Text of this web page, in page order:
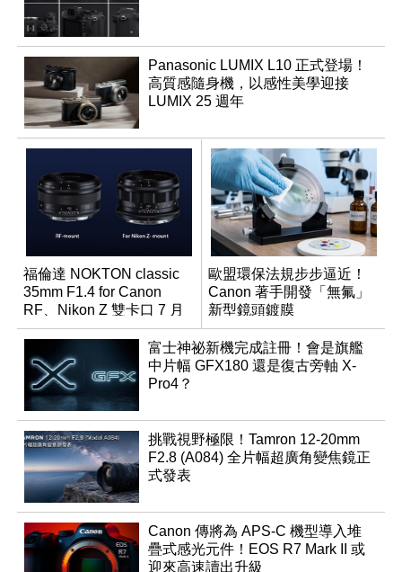
Panasonic LUMIX L10 正式登場！
高質感隨身機，以感性美學迎接
LUMIX 25 週年
福倫達 NOKTON classic
35mm F1.4 for Canon
RF、Nikon Z 雙卡口 7 月
同步登台
歐盟環保法規步步逼近！
Canon 著手開發「無氟」
新型鏡頭鍍膜
富士神祕新機完成註冊！會是旗艦
中片幅 GFX180 還是復古旁軸 X-
Pro4？
挑戰視野極限！Tamron 12-20mm
F2.8 (A084) 全片幅超廣角變焦鏡正
式發表
Canon 傳將為 APS-C 機型導入堆
疊式感光元件！EOS R7 Mark II 或
迎來高速讀出升級